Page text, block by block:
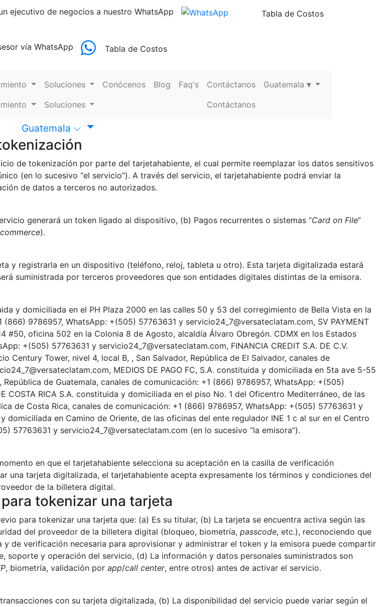
ejecutivo de negocios a nuestro WhatsApp Tabla de Costos
vía WhatsApp Tabla de Costos
Soluciones
Soluciones
Conócenos Blog Faq's
Contáctanos
Contáctanos
Guatemala▾
Guatemala
de tokenización por parte del tarjetahabiente, el cual permite reemplazar los datos sensitivos
(en lo sucesivo “el servicio”). A través del servicio, el tarjetahabiente podrá enviar la
de datos a terceros no autorizados.
generará un token ligado al dispositivo, (b) Pagos recurrentes o sistemas “Card on File”
).
y registrarla en un dispositivo (teléfono, reloj, tableta u otro). Esta tarjeta digitalizada estará
suministrada por terceros proveedores que son entidades digitales distintas de la emisora.
y domiciliada en el PH Plaza 2000 en las calles 50 y 53 del corregimiento de Bella Vista en la
9786957, WhatsApp: +(505) 57763631 y servicio24_7@versateclatam.com, SV PAYMENT
#50, oficina 502 en la Colonia 8 de Agosto, alcaldía Álvaro Obregón. CDMX en los Estados
+(505) 57763631 y servicio24_7@versateclatam.com, FINANCIA CREDIT S.A. DE C.V.
Century Tower, nivel 4, local B, , San Salvador, República de El Salvador, canales de
MEDIOS DE PAGO FC, S.A. constituida y domiciliada en 5ta ave 5-55
de Guatemala, canales de comunicación: +1 (866) 9786957, WhatsApp: +(505)
COSTA RICA S.A. constituida y domiciliada en el piso No. 1 del Oficentro Mediterráneo, de las
de Costa Rica, canales de comunicación: +1 (866) 9786957, WhatsApp: +(505) 57763631 y
domiciliada en Camino de Oriente, de las oficinas del ente regulador INE 1 c al sur en el Centro
57763631 y servicio24_7@versateclatam.com (en lo sucesivo “la emisora”).
en que el tarjetahabiente selecciona su aceptación en la casilla de verificación
una tarjeta digitalizada, el tarjetahabiente acepta expresamente los términos y condiciones del
de la billetera digital.
tokenizar una tarjeta
para tokenizar una tarjeta que: (a) Es su titular, (b) La tarjeta se encuentra activa según las
del proveedor de la billetera digital (bloqueo, biometría, passcode, etc.), reconociendo que
de verificación necesaria para aprovisionar y administrar el token y la emisora puede compartir
y operación del servicio, (d) La información y datos personales suministrados son
, biometría, validación por app/call center, entre otros) antes de activar el servicio.
con su tarjeta digitalizada, (b) La disponibilidad del servicio puede variar según el